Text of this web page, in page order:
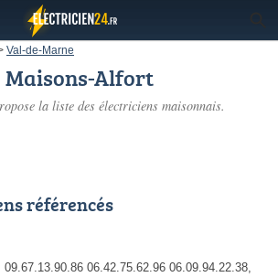
Val-de-Marne
Maisons-Alfort
la liste des électriciens maisonnais.
référencés
06.42.75.62.96 06.09.94.22.38,